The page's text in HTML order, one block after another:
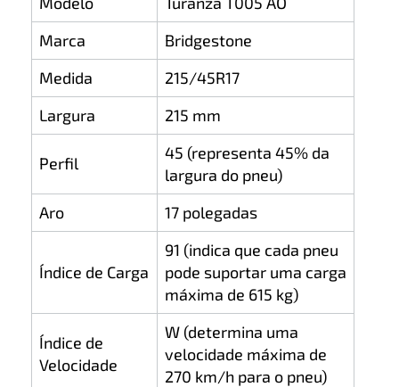
Marca
Bridgestone
Medida
215/45R17
Largura
215 mm
Perfil
45 (representa 45% da
largura do pneu)
Aro
17 polegadas
Índice de Carga
91 (indica que cada pneu
pode suportar uma carga
máxima de 615 kg)
Índice de
Velocidade
W (determina uma
velocidade máxima de
270 km/h para o pneu)